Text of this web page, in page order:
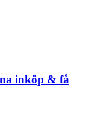
inköp & få